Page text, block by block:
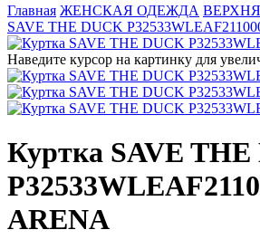
Главная ЖЕНСКАЯ ОДЕЖДА
SAVE THE DUCK
Наведите курсор на картинку для
Куртка SAVE
ARENA